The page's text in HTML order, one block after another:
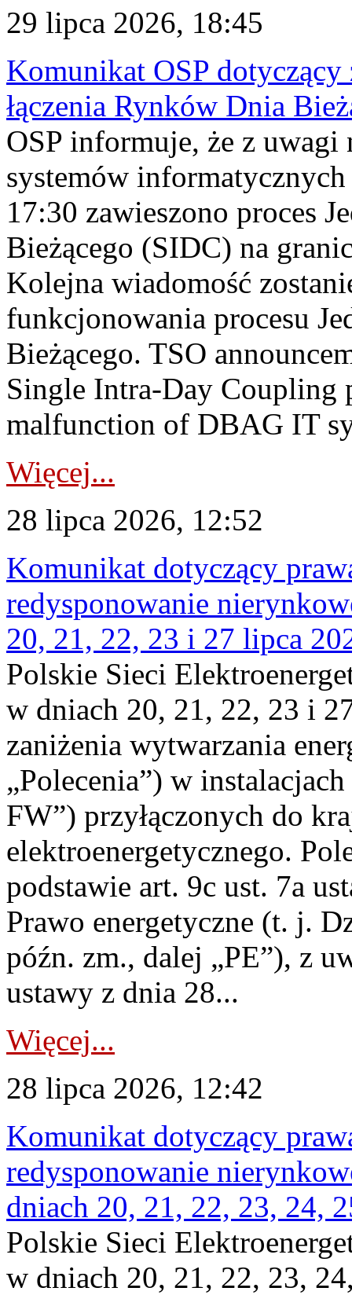
29 lipca 2026, 18:45
Komunikat OSP dotyczący
łączenia Rynków Dnia
OSP informuje, że z uwagi
systemów
17:30 zawieszono proces
Bieżącego (SIDC) na
Kolejna wiadomość
funkcjonowania procesu
Bieżącego. TSO
Single Intra-Day Coupling
malfunction of DBAG IT
Więcej...
28 lipca 2026, 12:52
Komunikat dotyczący
redysponowanie
20, 21, 22, 23 i 27 lipca
Polskie Sieci
w dniach 20, 21, 22, 23 i
zaniżenia wytwarzania
„Polecenia”) w
FW”) przyłączonych do
elektroenergetycznego.
podstawie art. 9c ust. 7a
Prawo energetyczne (t. j.
późn. zm., dalej „PE”), z
ustawy z dnia 28...
Więcej...
28 lipca 2026, 12:42
Komunikat dotyczący
redysponowanie
dniach 20, 21, 22, 23, 24,
Polskie Sieci
w dniach 20, 21, 22, 23,